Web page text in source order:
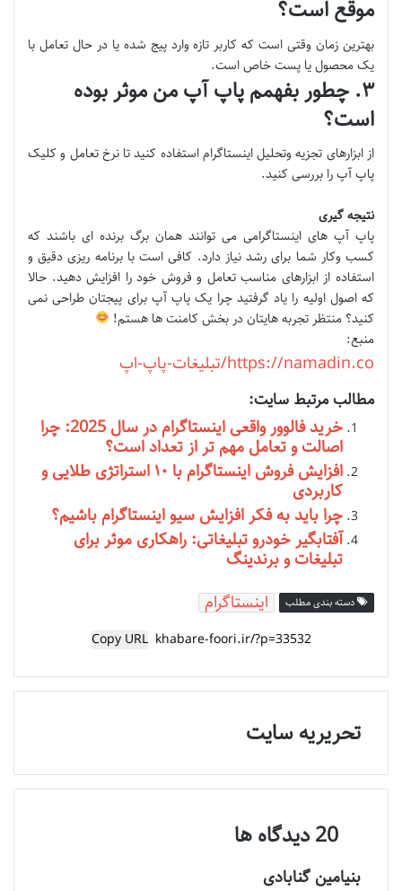
موقع است؟
بهترین زمان وقتی است که کاربر تازه وارد پیج شده یا در حال تعامل با
یک محصول یا پست خاص است.
۳. چطور بفهمم پاپ آپ من موثر بوده
است؟
از ابزارهای تجزیه وتحلیل اینستاگرام استفاده کنید تا نرخ تعامل و کلیک
پاپ آپ را بررسی کنید.
نتیجه گیری
پاپ آپ های اینستاگرامی می توانند همان برگ برنده ای باشند که
کسب وکار شما برای رشد نیاز دارد. کافی است با برنامه ریزی دقیق و
استفاده از ابزارهای مناسب تعامل و فروش خود را افزایش دهید. حالا
که اصول اولیه را یاد گرفتید چرا یک پاپ آپ برای پیجتان طراحی نمی
کنید؟ منتظر تجربه هایتان در بخش کامنت ها هستم!
منبع:
https://namadin.co/تبلیغات-پاپ-اپ
مطالب مرتبط سایت:
خرید فالوور واقعی اینستاگرام در سال 2025: چرا
اصالت و تعامل مهم تر از تعداد است؟
افزایش فروش اینستاگرام با ۱۰ استراتژی طلایی و
کاربردی
چرا باید به فکر افزایش سیو اینستاگرام باشیم؟
آفتابگیر خودرو تبلیغاتی: راهکاری موثر برای
تبلیغات و برندینگ
دسته بندی مطلب اینستاگرام
Copy URL
تحریریه سایت
‫20 دیدگاه ها
بنیامین گنابادی